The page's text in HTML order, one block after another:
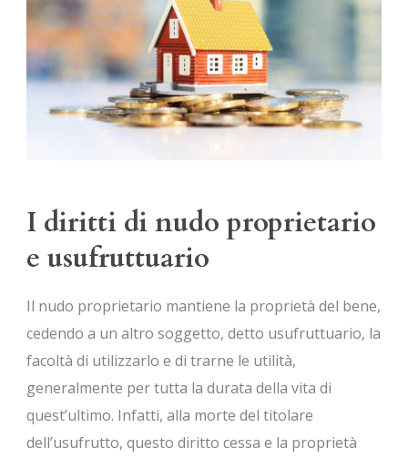
I diritti di nudo proprietario
e usufruttuario
Il nudo proprietario mantiene la proprietà del bene,
cedendo a un altro soggetto, detto usufruttuario, la
facoltà di utilizzarlo e di trarne le utilità,
generalmente per tutta la durata della vita di
quest’ultimo. Infatti, alla morte del titolare
dell’usufrutto, questo diritto cessa e la proprietà